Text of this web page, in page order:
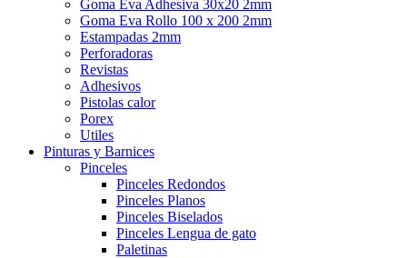
Goma Eva Adhesiva 30x20 2mm
Goma Eva Rollo 100 x 200 2mm
Estampadas 2mm
Perforadoras
Revistas
Adhesivos
Pistolas calor
Porex
Utiles
Pinturas y Barnices
Pinceles
Pinceles Redondos
Pinceles Planos
Pinceles Biselados
Pinceles Lengua de gato
Paletinas